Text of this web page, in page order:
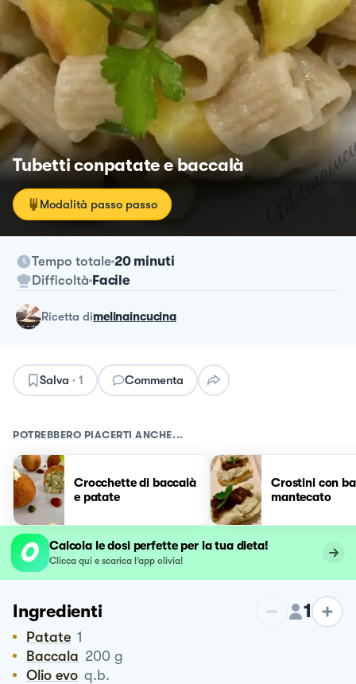
Tubetti conpatate e baccalà
Modalità passo passo
Tempo totale 20 minuti
Difficoltà Facile
ricetta dimelinaincucina
Salva · 1 Commenta
POTREBBERO PIACERTI ANCHE...
Crocchette di baccalà
e patate
Crostini con
mantecato
Calcola le dosi perfette per la tua dieta!
Clicca qui e scarica l’app olivia!
Ingredienti 1
Patate 1
Baccala 200 g
Olio evo q.b.